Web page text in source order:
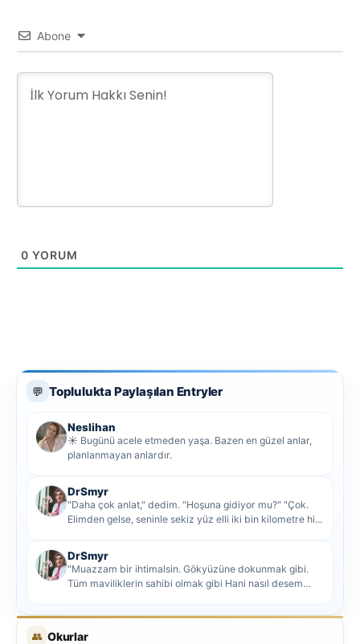
Abone
0 YORUM
💬 Toplulukta Paylaşılan Entryler
Neslihan
☀️ Bugünü acele etmeden yaşa. Bazen en güzel anlar,
planlanmayan anlardır.
DrSmyr
"Daha çok anlat," dedim. "Hoşuna gidiyor mu?" "Çok.
Elimden gelse, seninle sekiz yüz elli iki bin kilometre hi...
DrSmyr
"Muazzam bir ihtimalsin. Gökyüzüne dokunmak gibi.
Tüm maviliklerin sahibi olmak gibi Hani nasıl desem
👥 Okurlar